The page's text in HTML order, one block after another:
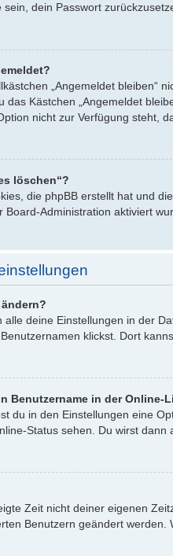
dein Passwort
„Angemeldet bleiben“
das Kästchen „Angemeldet
nicht zur Verfügung steht,
löschen“?
die phpBB erstellt hat und
Board-Administration aktiviert
deine Einstellungen in der
klickst. Dort
Benutzername in der Online-
du in den Einstellungen eine
Status sehen. Du wirst dann
Zeit nicht deiner eigenen
Benutzern geändert